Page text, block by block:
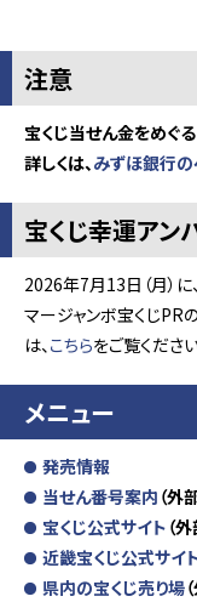
注意
宝くじ当せん金をめぐる
詳しくは、みずほ銀行
宝くじ幸運アン
2026年7月13日（月）
マージャンボ宝くじPR
は、こちらをご覧ください
メニュー
発売情報
当せん番号案内 （外
宝くじ公式サイト （
近畿宝くじ公式サイ
県内の宝くじ売り場